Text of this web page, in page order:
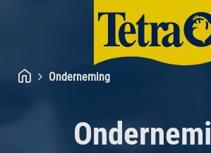
Onderneming